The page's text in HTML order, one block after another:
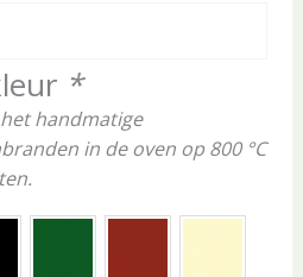
*
handmatige
in de oven op 800 °C